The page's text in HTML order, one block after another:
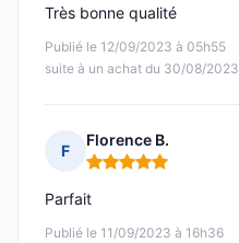
Publié le 12/09/2023 à 05h55
suite à un achat du 30/08/2023
Très bonne qualité
F
Florence B.
Note : 5 sur 5
Publié le 11/09/2023 à 16h36
Parfait